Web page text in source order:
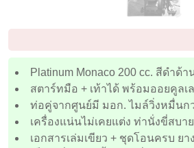
Platinum Monaco 200 cc. สีดำด้า
สตาร์ทมือ + เท้าได้ พร้อมออยคูลเ
ท่อคู่จากศูนย์มี มอก. ไมล์วิ่งหมื่นก
เครื่องแน่นไม่เคยแต่ง ท่านั่งขี่สบา
เอกสารเล่มเขียว + ชุดโอนครบ ยา